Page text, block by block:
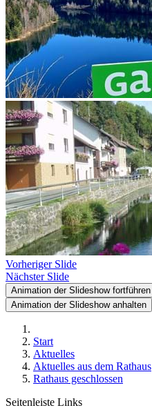
Vorheriger Slide
Nächster Slide
Animation der Slideshow fortführen
Animation der Slideshow anhalten
Start
Aktuelles
Aktuelles aus dem Rathaus
Rathaus geschlossen
Seitenleiste Links